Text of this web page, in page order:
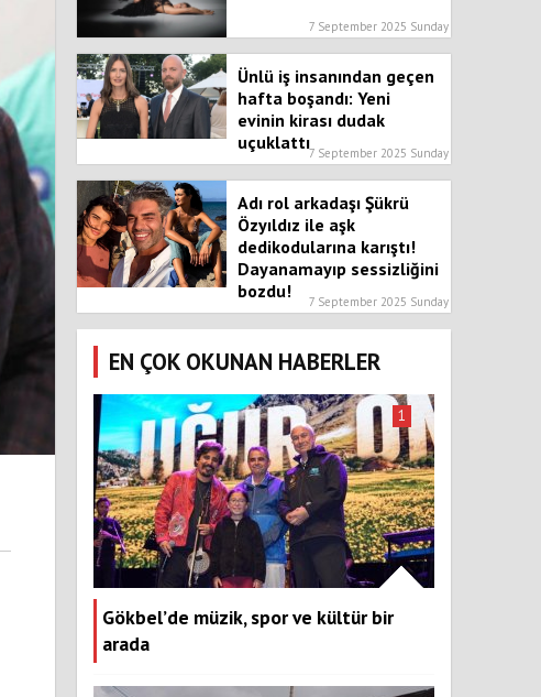
7 September 2025 Sunday
Ünlü iş insanından geçen
hafta boşandı: Yeni
evinin kirası dudak
uçuklattı7 September 2025 Sunday
Adı rol arkadaşı Şükrü
Özyıldız ile aşk
dedikodularına karıştı!
Dayanamayıp sessizliğini
bozdu!
7 September 2025 Sunday
EN ÇOK OKUNAN HABERLER
Gökbel’de müzik, spor ve kültür bir
arada
1